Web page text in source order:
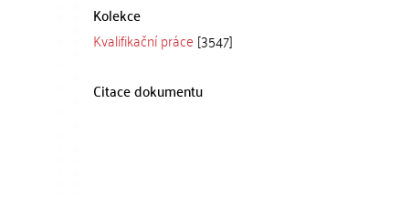
Kolekce
Kvalifikační práce [3547]
Citace dokumentu